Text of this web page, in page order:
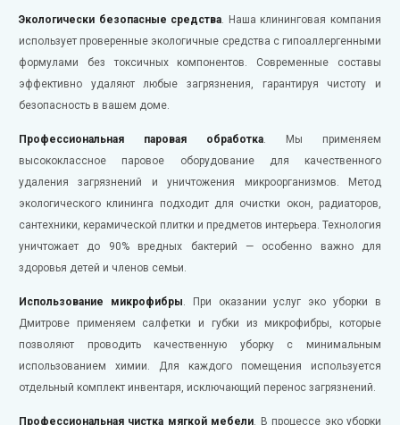
Экологически безопасные средства. Наша клининговая компания
использует проверенные экологичные средства с гипоаллергенными
формулами без токсичных компонентов. Современные составы
эффективно удаляют любые загрязнения, гарантируя чистоту и
безопасность в вашем доме.
Профессиональная паровая обработка. Мы применяем
высококлассное паровое оборудование для качественного
удаления загрязнений и уничтожения микроорганизмов. Метод
экологического клининга подходит для очистки окон, радиаторов,
сантехники, керамической плитки и предметов интерьера. Технология
уничтожает до 90% вредных бактерий — особенно важно для
здоровья детей и членов семьи.
Использование микрофибры. При оказании услуг эко уборки в
Дмитрове применяем салфетки и губки из микрофибры, которые
позволяют проводить качественную уборку с минимальным
использованием химии. Для каждого помещения используется
отдельный комплект инвентаря, исключающий перенос загрязнений.
Профессиональная чистка мягкой мебели. В процессе эко уборки